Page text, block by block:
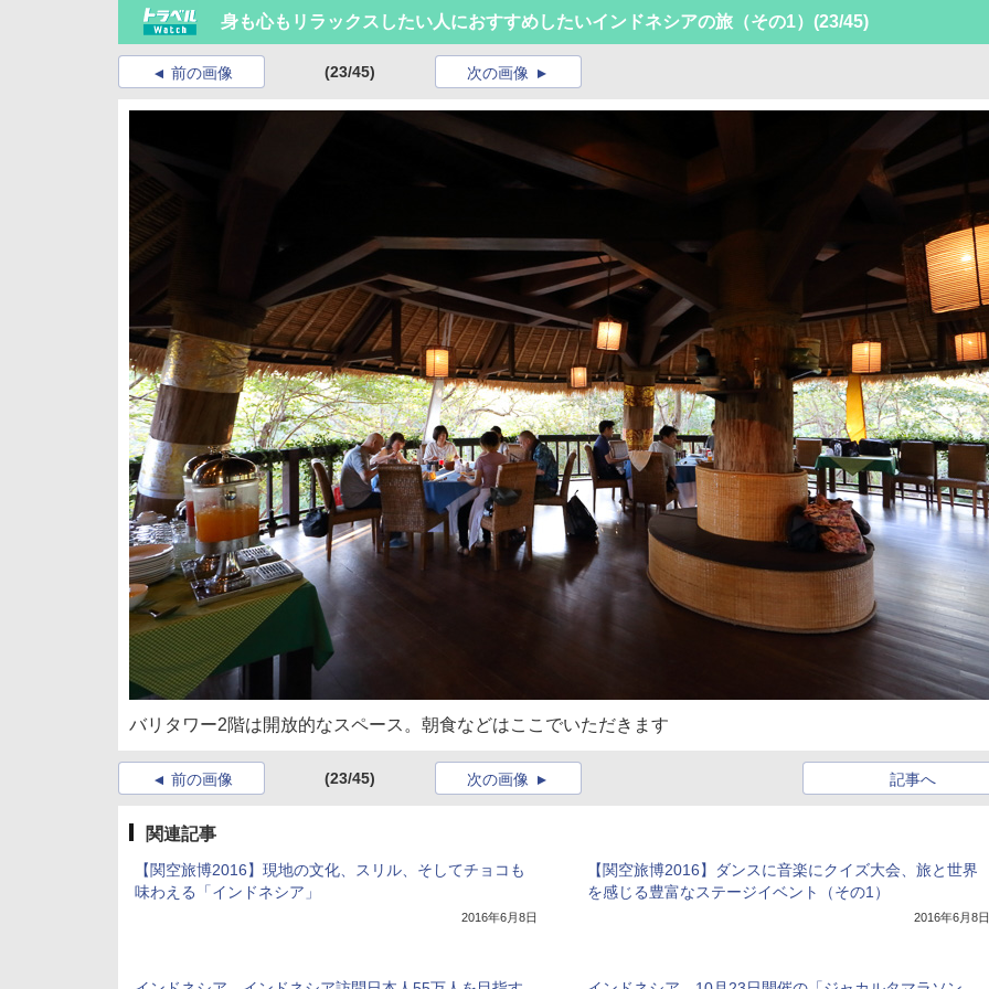
身も心もリラックスしたい人におすすめしたいインドネシアの旅（その1） (23/45)
前の画像 (23/45) 次の画像
バリタワー2階は開放的なスペース。朝食などはここでいただきます
前の画像 (23/45) 記事へ
次の画像
関連記事
【関空旅博2016】現地の文化、スリル、そしてチョコも
味わえる「インドネシア」
2016年6月8日
【関空旅博2016】ダンスに音楽にクイズ大会、旅と世界
を感じる豊富なステージイベント（その1）
2016年6月8日